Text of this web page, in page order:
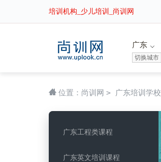
培训机构_少儿培训_尚训网
广东
切换城市
位置： 尚训网 > 广东培训学校
广东工程类课程
广东英文培训课程